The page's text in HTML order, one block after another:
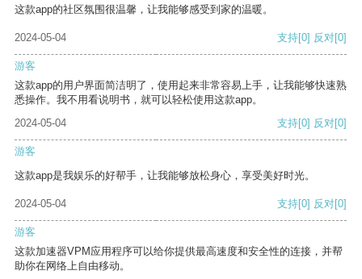
这款app的社区氛围很温馨，让我能够感受到家的温暖。
2024-05-04 支持[0] 反对[0]
游客
这款app的用户界面简洁明了，使用起来非常容易上手，让我能够快速熟
悉操作。我不用看说明书，就可以轻松使用这款app。
2024-05-04
支持[0] 反对[0]
游客
这款app是我娱乐的好帮手，让我能够放松身心，享受美好时光。
2024-05-04 支持[0] 反对[0]
游客
这款加速器VPM应用程序可以给你提供最高速度和安全性的连接，并帮
助你在网络上自由移动。